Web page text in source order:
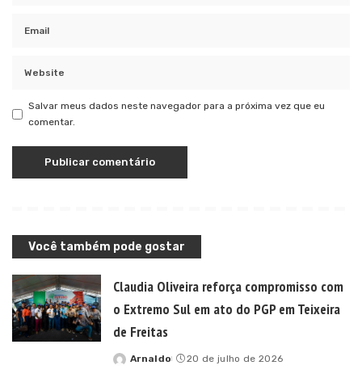
Salvar meus dados neste navegador para a próxima vez que eu
comentar.
Você também pode gostar
Claudia Oliveira reforça compromisso com
o Extremo Sul em ato do PGP em Teixeira
de Freitas
Posted
Arnaldo 20 de julho de 2026